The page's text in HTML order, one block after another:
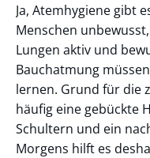
Ja, Atemhygiene gibt
Menschen
Lungen aktiv und
Bauchatmung
lernen. Grund für die
häufig eine gebückte
Schultern und ein
Morgens hilft es